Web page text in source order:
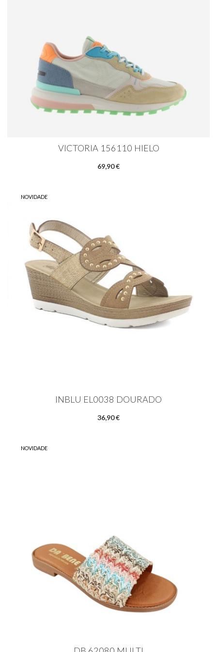
VICTORIA 156110 HIELO
69,90 €
NOVIDADE
INBLU EL0038 DOURADO
36,90 €
NOVIDADE